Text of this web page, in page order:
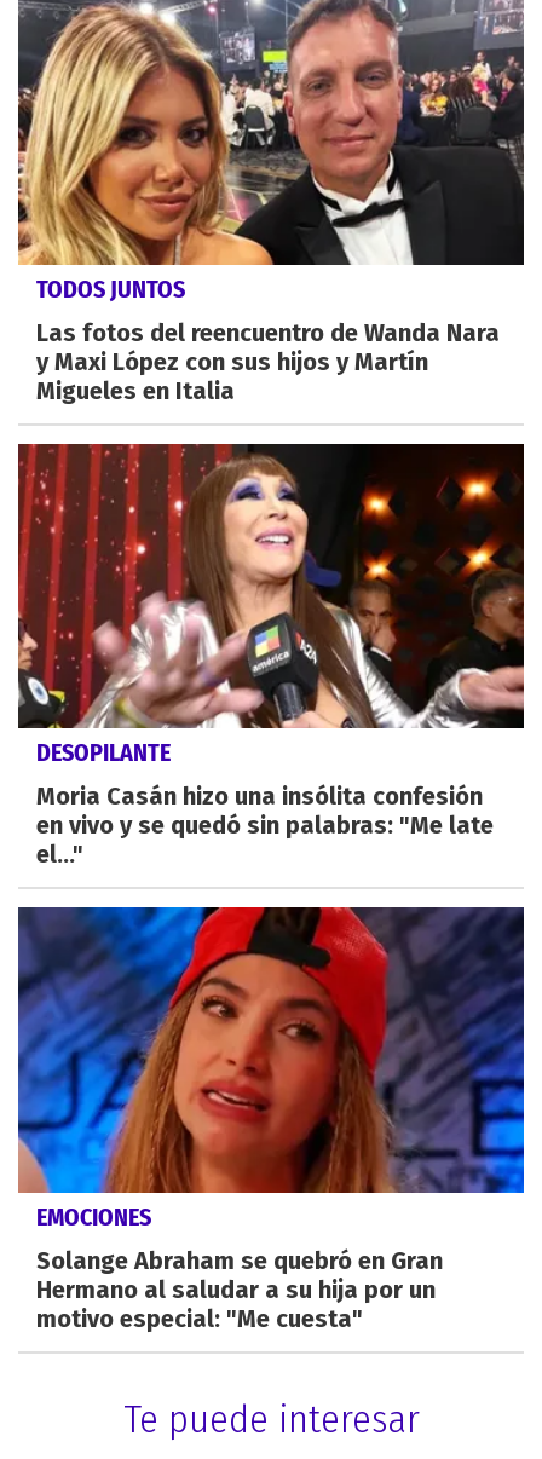
TODOS JUNTOS
Las fotos del reencuentro de Wanda Nara
y Maxi López con sus hijos y Martín
Migueles en Italia
DESOPILANTE
Moria Casán hizo una insólita confesión
en vivo y se quedó sin palabras: "Me late
el..."
EMOCIONES
Solange Abraham se quebró en Gran
Hermano al saludar a su hija por un
motivo especial: "Me cuesta"
Te puede interesar